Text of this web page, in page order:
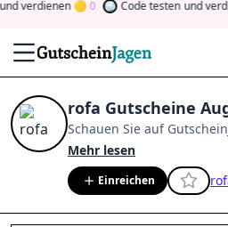
verdienen 0 Code testen und
rofa Gutscheine
Schauen Sie auf
Angebote im
Community und verdienen
durch Abstimmen, Testen,
beitragen. Drehen Sie den
Sie Geld
Mehr lesen
Einreichen